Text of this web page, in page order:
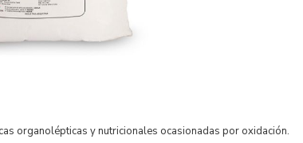
organolépticas y nutricionales ocasionadas por oxidación.